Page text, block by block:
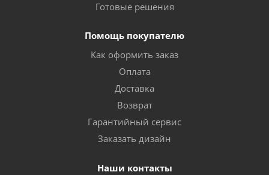
Готовые решения
Помощь покупателю
Как оформить заказ
Оплата
Доставка
Возврат
Гарантийный сервис
Заказать дизайн
Наши контакты